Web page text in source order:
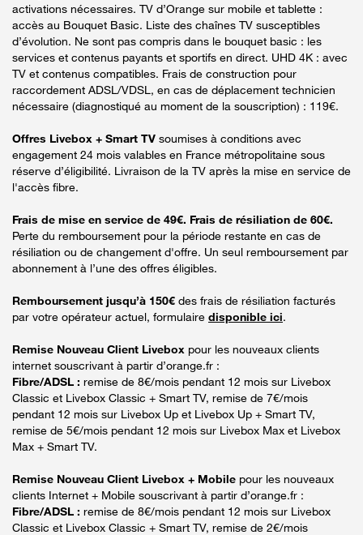
activations nécessaires. TV d’Orange sur mobile et tablette :
accès au Bouquet Basic. Liste des chaînes TV susceptibles
d’évolution. Ne sont pas compris dans le bouquet basic : les
services et contenus payants et sportifs en direct. UHD 4K : avec
TV et contenus compatibles. Frais de construction pour
raccordement ADSL/VDSL, en cas de déplacement technicien
nécessaire (diagnostiqué au moment de la souscription) : 119€.
Offres Livebox + Smart TV soumises à conditions avec
engagement 24 mois valables en France métropolitaine sous
réserve d’éligibilité. Livraison de la TV après la mise en service de
l'accès fibre.
Frais de mise en service de 49€. Frais de résiliation de 60€.
Perte du remboursement pour la période restante en cas de
résiliation ou de changement d'offre. Un seul remboursement par
abonnement à l’une des offres éligibles.
Remboursement jusqu’à 150€ des frais de résiliation facturés
par votre opérateur actuel, formulaire disponible ici.
Remise Nouveau Client Livebox pour les nouveaux clients
internet souscrivant à partir d’orange.fr :
Fibre/ADSL : remise de 8€/mois pendant 12 mois sur Livebox
Classic et Livebox Classic + Smart TV, remise de 7€/mois
pendant 12 mois sur Livebox Up et Livebox Up + Smart TV,
remise de 5€/mois pendant 12 mois sur Livebox Max et Livebox
Max + Smart TV.
Remise Nouveau Client Livebox + Mobile pour les nouveaux
clients Internet + Mobile souscrivant à partir d’orange.fr :
Fibre/ADSL : remise de 8€/mois pendant 12 mois sur Livebox
Classic et Livebox Classic + Smart TV, remise de 2€/mois